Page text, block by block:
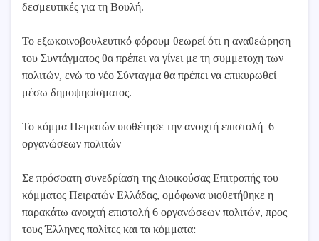
δεσμευτικές για τη Βουλή.
Το εξωκοινοβουλευτικό φόρουμ θεωρεί ότι η αναθεώρηση
του Συντάγματος θα πρέπει να γίνει με τη συμμετοχη των
πολιτών, ενώ το νέο Σύνταγμα θα πρέπει να επικυρωθεί
μέσω δημοψηφίσματος.
Το κόμμα Πειρατών υιοθέτησε την ανοιχτή επιστολή 6
οργανώσεων πολιτών
Σε πρόσφατη συνεδρίαση της Διοικούσας Επιτροπής του
κόμματος Πειρατών Ελλάδας, ομόφωνα υιοθετήθηκε η
παρακάτω ανοιχτή επιστολή 6 οργανώσεων πολιτών, προς
τους Έλληνες πολίτες και τα κόμματα: